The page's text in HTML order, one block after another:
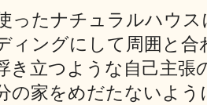
ったナチュラルハウ
ィングにして周囲と合
き立つような自己主張
の家をめだたないよう